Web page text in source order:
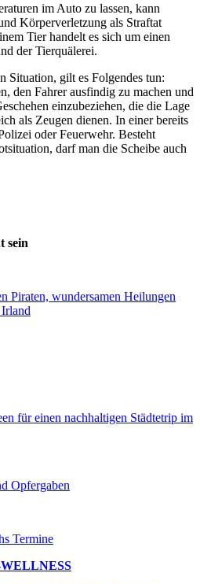
im Auto zu lassen, kann
Körperverletzung als Straftat
Tier handelt es sich um einen
der Tierquälerei.
Situation, gilt es Folgendes tun:
den Fahrer ausfindig zu machen und
einzubeziehen, die die Lage
als Zeugen dienen. In einer bereits
oder Feuerwehr. Besteht
darf man die Scheibe auch
sein
Piraten, wundersamen Heilungen
für einen nachhaltigen Städtetrip im
Opfergaben
Termine